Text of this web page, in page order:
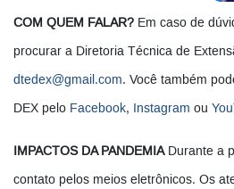
COM QUEM FALAR? Em caso de
procurar a Diretoria Técnica de
dtedex@gmail.com. Você também
DEX pelo Facebook, Instagram ou
IMPACTOS DA PANDEMIADurante a
contato pelos meios eletrônicos. Os